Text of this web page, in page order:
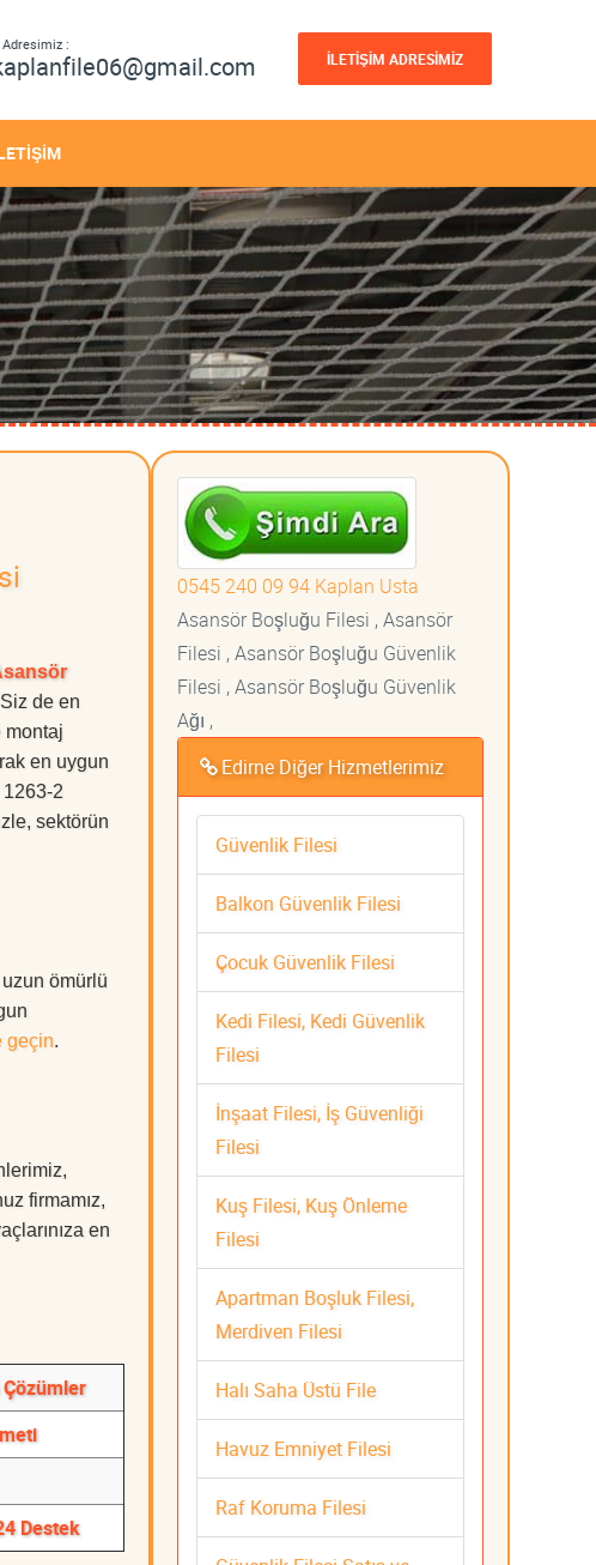
Adresimiz :
İLETİŞİM ADRESİMİZ
de en
montaj
en uygun
2
sektörün
ömürlü
geçin.
firmamız,
en
Destek
0545 240 09 94 Kaplan Usta
Asansör Boşluğu Filesi , Asansör
Filesi , Asansör Boşluğu Güvenlik
Filesi , Asansör Boşluğu Güvenlik
Ağı ,
Edirne Diğer Hizmetlerimiz
Güvenlik Filesi
Balkon Güvenlik Filesi
Çocuk Güvenlik Filesi
Kedi Filesi, Kedi Güvenlik
Filesi
İnşaat Filesi, İş Güvenliği
Filesi
Kuş Filesi, Kuş Önleme
Filesi
Apartman Boşluk Filesi,
Merdiven Filesi
Halı Saha Üstü File
Havuz Emniyet Filesi
Raf Koruma Filesi